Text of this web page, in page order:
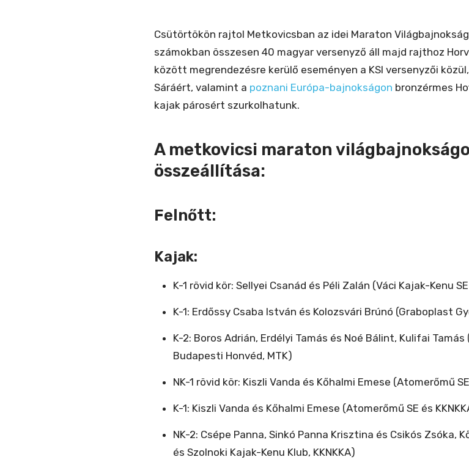
Csütörtökön rajtol Metkovicsban az idei Maraton
számokban összesen 40 magyar versenyző áll majd rajthoz
között megrendezésre kerülő eseményen a KSI versenyzői
Sáráért, valamint a poznani Európa-bajnokságon bronzérmes
kajak párosért szurkolhatunk.
A metkovicsi maraton
összeállítása:
Felnőtt:
Kajak:
K-1 rövid kör: Sellyei Csanád és Péli Zalán (Váci Kajak-Kenu
K-1: Erdőssy Csaba István és Kolozsvári Brúnó (Graboplast
K-2: Boros Adrián, Erdélyi Tamás és Noé Bálint, Kulifai
Budapesti Honvéd, MTK)
NK-1 rövid kör: Kiszli Vanda és Kőhalmi Emese (Atomerőmű
K-1: Kiszli Vanda és Kőhalmi Emese (Atomerőmű SE és
NK-2: Csépe Panna, Sinkó Panna Krisztina és Csikós Zsóka,
és Szolnoki Kajak-Kenu Klub, KKNKKA)